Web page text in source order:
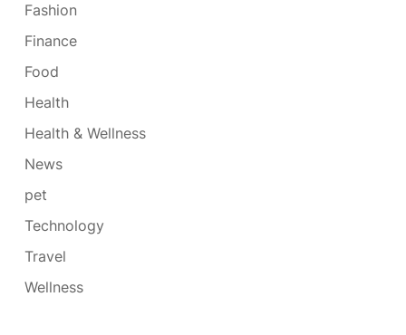
Fashion
Finance
Food
Health
Health & Wellness
News
pet
Technology
Travel
Wellness